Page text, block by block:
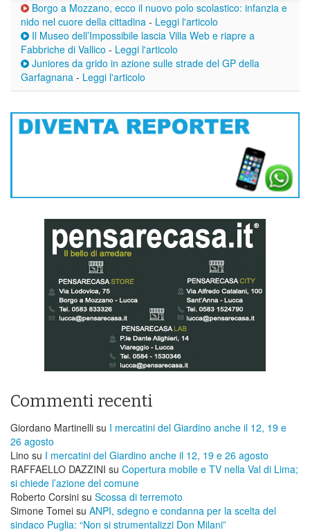
Borgo a Mozzano, ecco il nuovo polo scolastico: infanzia e
nido nel cuore della cittadina - Leggi l'articolo
Il Museo dell’Impossibile lascia Villa Web e riapre a
Fabbriche di Vallico - Leggi l'articolo
Juniores da grido in azione sulle strade del GP della
Garfagnana - Leggi l'articolo
Commenti recenti
Giordano Martinelli su I mercatini del Giardino anche il 12, 19 e
26 agosto
Lino su I mercatini del Giardino anche il 12, 19 e 26 agosto
RAFFAELLO DAZZINI su ​Copertura mobile e TV nella Val di Lima;
si chiede l’azione del comune
Roberto Corsini su Scossa di terremoto
Simone Tomei su ANPI, sdegno e condanna per la scelta del
sindaco Puglia: “Non si strumentalizzi Don Milani”